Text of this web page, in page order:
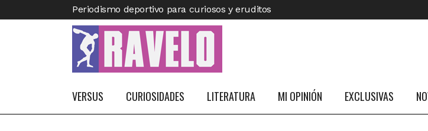
Periodismo deportivo para curiosos y eruditos
VERSUS CURIOSIDADES LITERATURA MI OPINIÓN EXCLUSIVAS